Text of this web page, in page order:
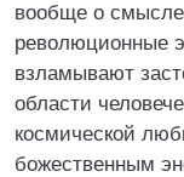
вообще о
революционные
взламывают
области
космической
божественным